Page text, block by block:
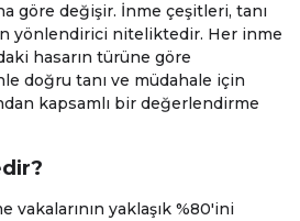
göre değişir. İnme çeşitleri, tanı
yönlendirici niteliktedir. Her inme
hasarın türüne göre
doğru tanı ve müdahale için
kapsamlı bir değerlendirme
vakalarının yaklaşık %80'ini